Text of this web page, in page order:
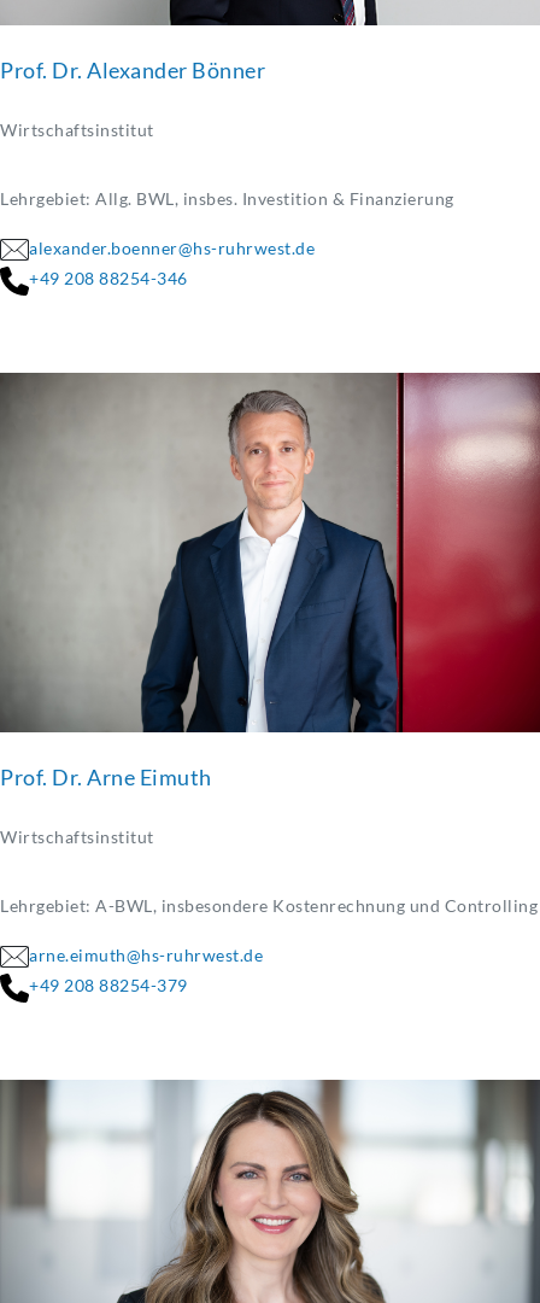
Prof. Dr. Alexander Bönner
Wirtschaftsinstitut
Lehrgebiet: Allg. BWL, insbes. Investition & Finanzierung
alexander.boenner@hs-ruhrwest.de
+49 208 88254-346
Prof. Dr. Arne Eimuth
Wirtschaftsinstitut
Lehrgebiet: A-BWL, insbesondere Kostenrechnung und Controlling
arne.eimuth@hs-ruhrwest.de
+49 208 88254-379